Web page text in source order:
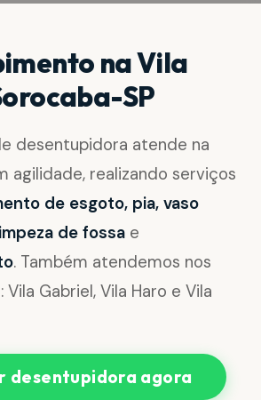
na Vila
SP
desentupidora atende na
agilidade, realizando serviços
de esgoto, pia, vaso
de fossa e
. Também atendemos nos
Vila Gabriel, Vila Haro e Vila
desentupidora agora